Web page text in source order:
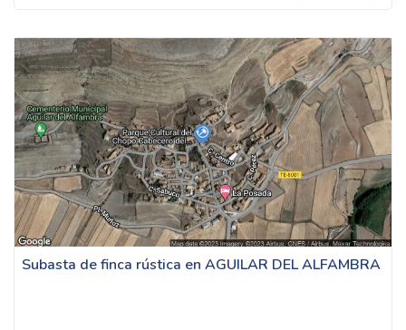
Subasta de finca rústica en AGUILAR DEL ALFAMBRA